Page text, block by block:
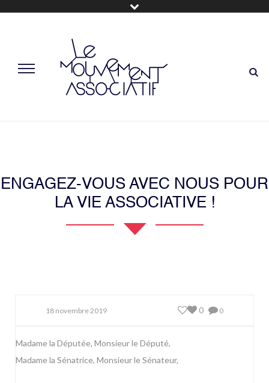
ENGAGEZ-VOUS AVEC NOUS POUR
LA VIE ASSOCIATIVE !
18 novembre 2019 0
0
Madame la Députée, Monsieur le Député,
Madame la Sénatrice, Monsieur le Sénateur,